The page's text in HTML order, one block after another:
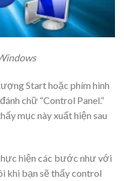
Start hoặc phím hình
chữ “Control Panel.”
mục này xuất hiện sau
hiện các bước như với
khi bạn sẽ thấy control